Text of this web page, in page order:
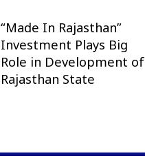
“Made In Rajasthan”
Investment Plays Big
Role in Development of
Rajasthan State